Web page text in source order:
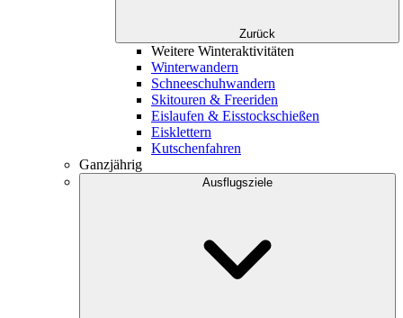
Zurück
Weitere Winteraktivitäten
Winterwandern
Schneeschuhwandern
Skitouren & Freeriden
Eislaufen & Eisstockschießen
Eisklettern
Kutschenfahren
Ganzjährig
Ausflugsziele